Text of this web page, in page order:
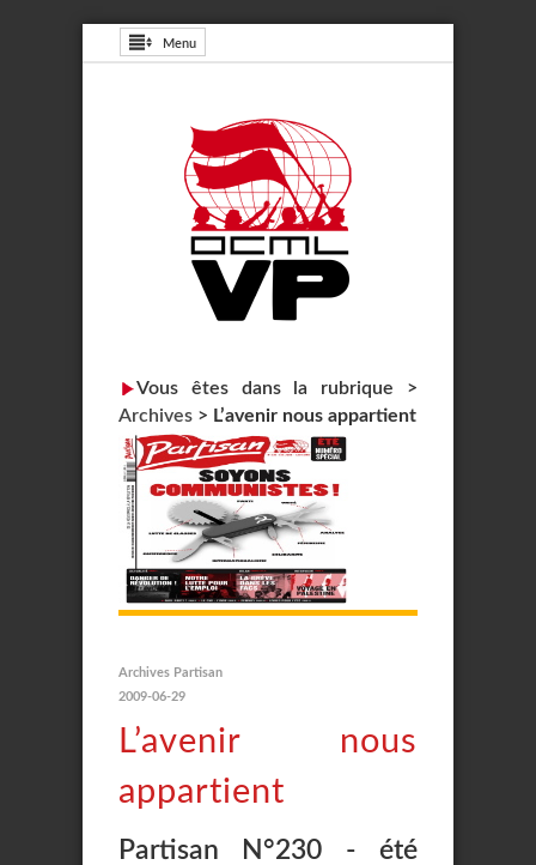
Menu
Vous êtes dans la rubrique >
Archives > L’avenir nous appartient
Archives Partisan
2009-06-29
L’avenir nous
appartient
Partisan N°230 - été